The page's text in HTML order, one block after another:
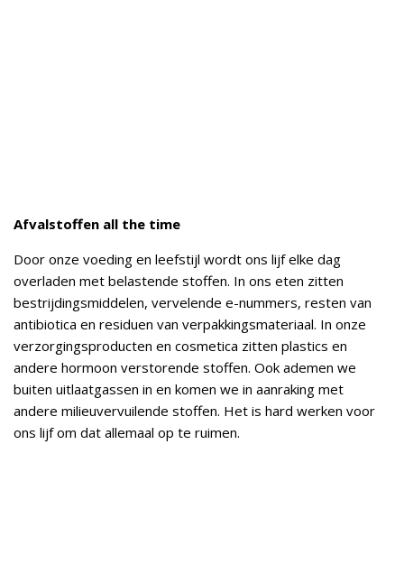
Afvalstoffen all the time
Door onze voeding en leefstijl wordt ons lijf elke dag
overladen met belastende stoffen. In ons eten zitten
bestrijdingsmiddelen, vervelende e-nummers, resten van
antibiotica en residuen van verpakkingsmateriaal. In onze
verzorgingsproducten en cosmetica zitten plastics en
andere hormoon verstorende stoffen. Ook ademen we
buiten uitlaatgassen in en komen we in aanraking met
andere milieuvervuilende stoffen. Het is hard werken voor
ons lijf om dat allemaal op te ruimen.